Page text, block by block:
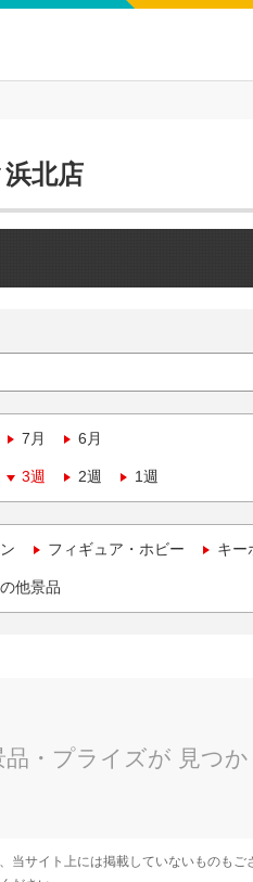
北店
7月 6月
3週 2週 1週
フィギュア・ホビー キー
他景品